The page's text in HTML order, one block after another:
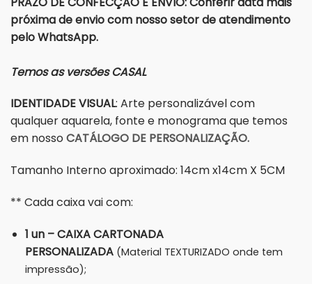
próxima de envio com nosso setor de atendimento
pelo WhatsApp.
Temos as versões CASAL
IDENTIDADE VISUAL: Arte personalizável com
qualquer aquarela, fonte e monograma que temos
em nossoCATÁLOGO DE PERSONALIZAÇÃO.
Tamanho Interno aproximado: 14cm x14cm X 5CM
** Cada caixa vai com:
1 un – CAIXA CARTONADA
PERSONALIZADA (Material TEXTURIZADO onde tem
impressão);